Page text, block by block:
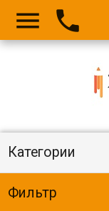
 
Категории
Фильтр